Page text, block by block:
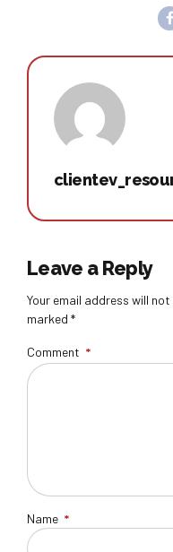
Leave a Reply
Your email address will
marked *
Comment *
Name *